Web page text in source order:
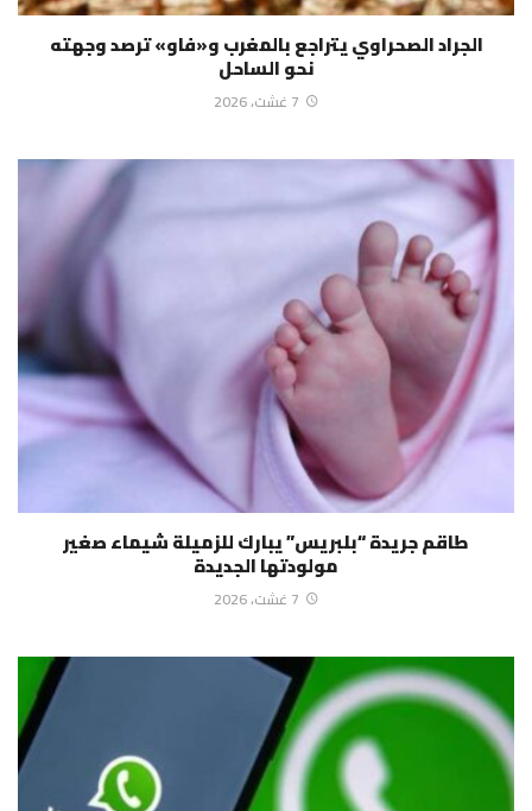
الجراد الصحراوي يتراجع بالمغرب و«فاو» ترصد وجهته
نحو الساحل
7 غشت، 2026
طاقم جريدة “بلبريس” يبارك للزميلة شيماء صغير
مولودتها الجديدة
7 غشت، 2026